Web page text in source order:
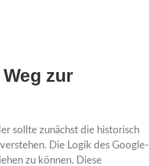
zur
sollte zunächst die historisch
Die Logik des Google-
zu können. Diese